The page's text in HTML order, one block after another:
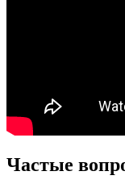
Частые